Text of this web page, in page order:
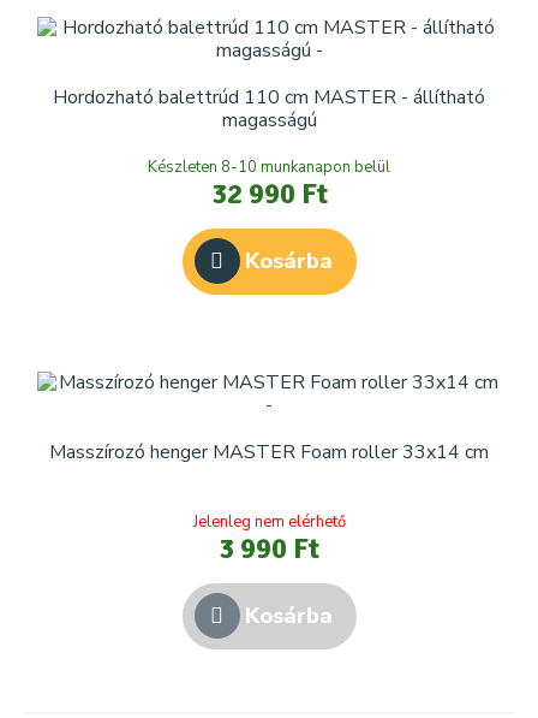
Hordozható balettrúd 110 cm MASTER - állítható
magasságú
Készleten 8-10 munkanapon belül
32 990 Ft
Kosárba
Masszírozó henger MASTER Foam roller 33x14 cm
Jelenleg nem elérhető
3 990 Ft
Kosárba